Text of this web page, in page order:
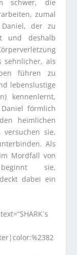
schwer, die
zumal
der zu
und deshalb
sehnlicher, als
führen zu
lebenslustige
kennenlernt,
förmlich
heimlichen
sie,
Als
Mordfall von
sie,
dabei ein